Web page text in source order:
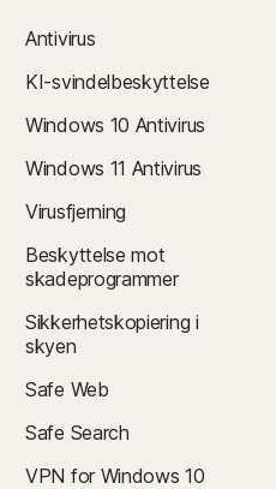
Antivirus
KI-svindelbeskyttelse
Windows 10 Antivirus
Windows 11 Antivirus
Virusfjerning
Beskyttelse mot
skadeprogrammer
Sikkerhetskopiering i
skyen
Safe Web
Safe Search
VPN for Windows 10